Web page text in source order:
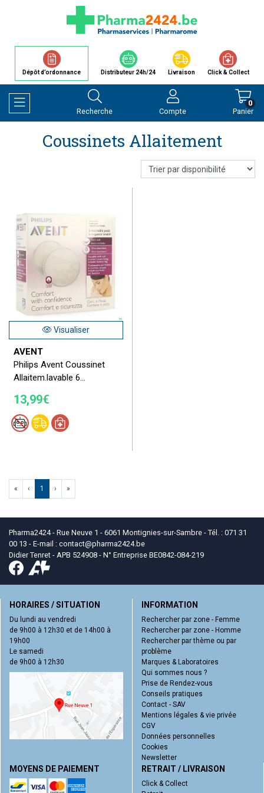
Dépôt d’ordonnance Distributeur 24h/24 Livraison Click & Collect
Afficher la navigation
Recherche Compte Panier
0
Coussinets Allaitement
Visualiser
AVENT
Philips Avent Coussinet
Allaitem.lavable 6...
13,99€
« ‹ 1 › »
Pharma2424 - Rue Neuve 1 - 6061 Montignies-sur-Sambre - Tél. : 071 31
00 13 - E-mail : contact@pharma2424.be
Didier Tenret - APB 524908 - N° Entreprise BE0842-084-219
HORAIRES / SITUATION
Du lundi au vendredi
de 9h00 à 12h30 et de 14h00 à
19h00
Le samedi
de 9h00 à 12h30
INFORMATION
Rechercher par zone - Femme
Rechercher par zone - Homme
Rechercher par thème ou par
problème
Marques & Laboratoires
Qui sommes nous ?
Prise de Rendez-vous
Conseils pratiques
Contact - SAV
Mentions légales & vie privée
CGV
Données personnelles
Cookies
Newsletter
MOYENS DE PAIEMENT RETRAIT / LIVRAISON
Click & Collect